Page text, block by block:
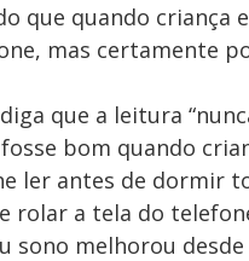
que quando criança
mas certamente
que a leitura
bom quando
ler antes de dormir
rolar a tela do
sono melhorou desde